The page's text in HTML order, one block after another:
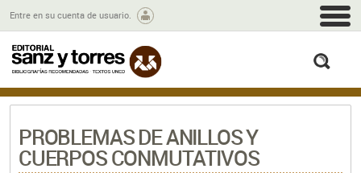
Entre en su cuenta de usuario.
PROBLEMAS DE ANILLOS Y
CUERPOS CONMUTATIVOS